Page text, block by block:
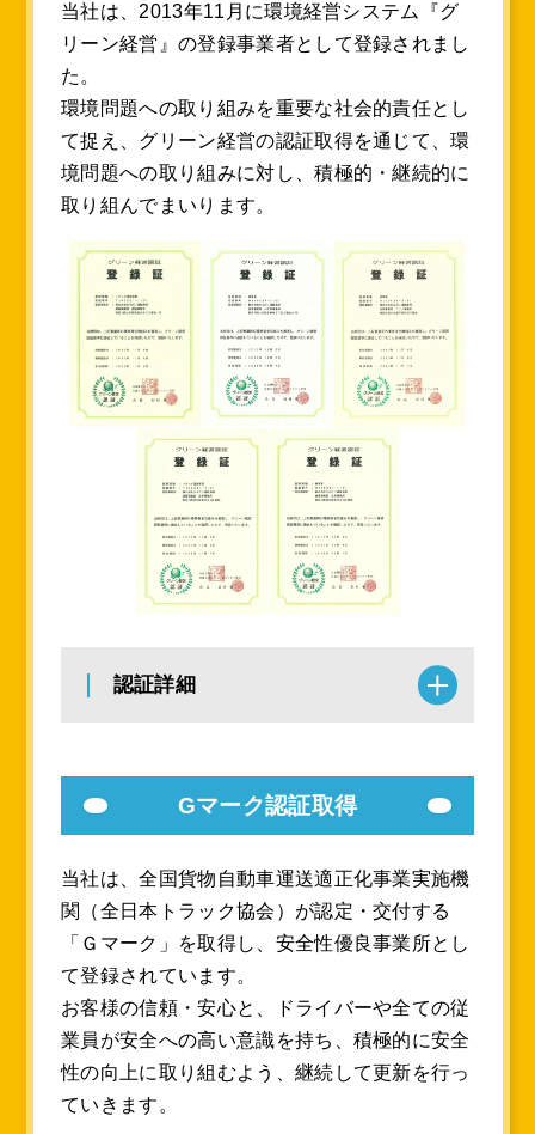
当社は、2013年11月に環境経営システム『グ
リーン経営』の登録事業者として登録されまし
た。
環境問題への取り組みを重要な社会的責任とし
て捉え、グリーン経営の認証取得を通じて、環
境問題への取り組みに対し、積極的・継続的に
取り組んでまいります。
認証詳細
Gマーク認証取得
当社は、全国貨物自動車運送適正化事業実施機
関（全日本トラック協会）が認定・交付する
「Ｇマーク」を取得し、安全性優良事業所とし
て登録されています。
お客様の信頼・安心と、ドライバーや全ての従
業員が安全への高い意識を持ち、積極的に安全
性の向上に取り組むよう、継続して更新を行っ
ていきます。